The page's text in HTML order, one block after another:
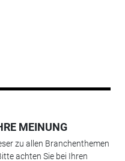
MEINUNG
zu allen Branchenthemen
achten Sie bei Ihren